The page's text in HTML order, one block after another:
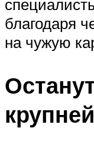
благодаря
на чужую